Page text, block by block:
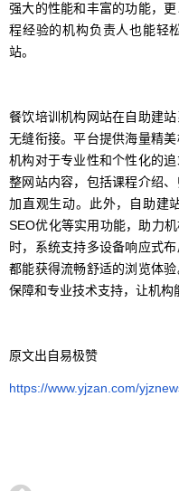
强大的性能和丰富的功能，
程经验的机构负责人也能轻
站。
餐饮培训机构网站在自助建
无缝衔接。平台提供海量精
机构对于专业性和个性化的
整网站内容，包括课程介绍
加直观生动。此外，自助建
SEO优化等实用功能，助力
时，系统支持多设备响应式
都能获得流畅舒适的浏览体
保障和专业技术支持，让机构
原文出自易极赞
https://www.yjzan.com/